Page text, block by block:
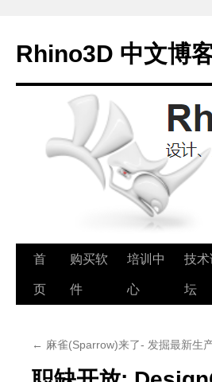
Rhino3D 中文博
跳
至
首
页
购买软
件
培训中
心
技术
坛
← 麻雀(Sparrow)来了- 发掘最新生